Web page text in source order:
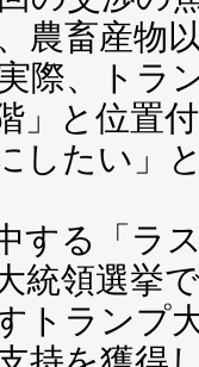
農畜産物
際、トラ
」と位置
したい」
する「ラ
統領選挙
トランプ